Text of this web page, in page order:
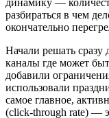
динамику —
разбираться в чем
окончательно
Начали решать
каналы где может
добавили
использовали
самое главное,
(click-through rate) —